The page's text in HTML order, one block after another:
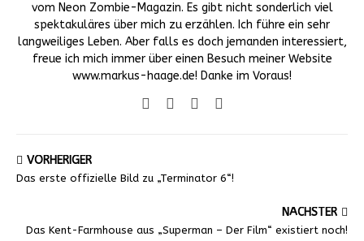
vom Neon Zombie-Magazin. Es gibt nicht sonderlich viel
spektakuläres über mich zu erzählen. Ich führe ein sehr
langweiliges Leben. Aber falls es doch jemanden interessiert,
freue ich mich immer über einen Besuch meiner Website
www.markus-haage.de! Danke im Voraus!
VORHERIGER
Das erste offizielle Bild zu „Terminator 6“!
NÄCHSTER
Das Kent-Farmhouse aus „Superman – Der Film“ existiert noch!